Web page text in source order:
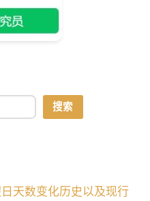
搜索
天数变化历史以及现行